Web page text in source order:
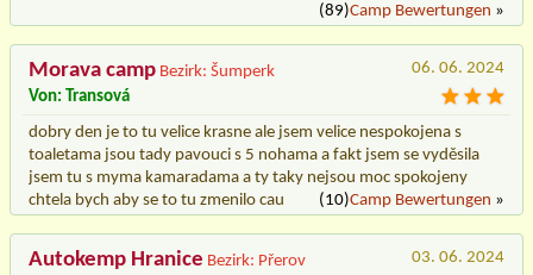
(89)Camp Bewertungen »
Morava camp Bezirk: Šumperk
06. 06. 2024
Von: Transová
dobry den je to tu velice krasne ale jsem velice nespokojena s
toaletama jsou tady pavouci s 5 nohama a fakt jsem se vyděsila
jsem tu s myma kamaradama a ty taky nejsou moc spokojeny
chtela bych aby se to tu zmenilo cau
(10)Camp Bewertungen »
Autokemp Hranice Bezirk: Přerov
03. 06. 2024